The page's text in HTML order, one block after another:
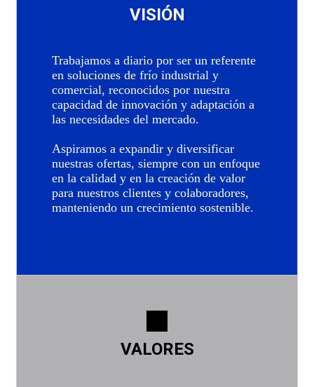
VISIÓN
Trabajamos a diario por ser un referente
en soluciones de frío industrial y
comercial, reconocidos por nuestra
capacidad de innovación y adaptación a
las necesidades del mercado.
Aspiramos a expandir y diversificar
nuestras ofertas, siempre con un enfoque
en la calidad y en la creación de valor
para nuestros clientes y colaboradores,
manteniendo un crecimiento sostenible.
VALORES